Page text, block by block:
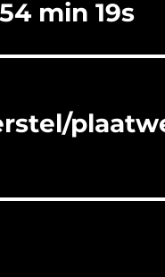
min 19s